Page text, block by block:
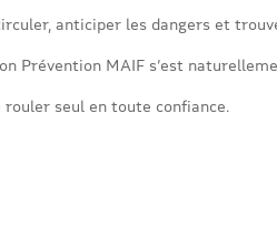
anticiper les dangers et
Prévention MAIF s’est
seul en toute confiance.